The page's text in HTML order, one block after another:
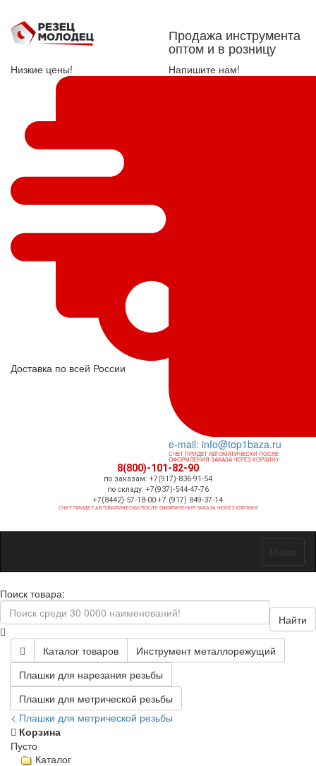
Продажа инструмента
оптом и в розницу
Низкие цены!
Доставка по всей России
Напишите нам!
e-mail: info@top1baza.ru
СЧЕТ ПРИДЕТ АВТОМАТИЧЕСКИ ПОСЛЕ
ОФОРМЛЕНИЯ ЗАКАЗА ЧЕРЕЗ КОРЗИНУ
8(800)-101-82-90
по заказам: +7(917)-836-91-54
по складу: +7(937)-544-47-76
+7(8442)-57-18-00 +7 (917) 849-37-14
СЧЕТ ПРИДЕТ АВТОМАТИЧЕСКИ ПОСЛЕ ОФОРМЛЕНИЯ ЗАКАЗА ЧЕРЕЗ КОРЗИНУ
Поиск товара:
Найти
Каталог товаров
Инструмент металлорежущий
Плашки для нарезания резьбы
Плашки для метрической резьбы
< Плашки для метрической резьбы
Корзина
Пусто
Каталог